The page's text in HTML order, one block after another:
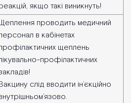
якщо такі виникнуть!
проводить медичний
в кабінетах
щеплень
профілактичних
слід вводити ін’єкційно